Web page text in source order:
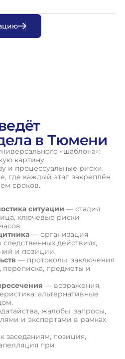
цию
в Тюмени
«шаблона»:
картину,
и процессуальные риски.
где каждый этап закреплён
сроков.
ситуации — стадия
ключевые риски
— организация
следственных действиях,
и позиции.
— протоколы, заключения
переписка, предметы и
— возражения,
альтернативные
жалобы, запросы,
и экспертами в рамках
заседаниям, позиция,
при